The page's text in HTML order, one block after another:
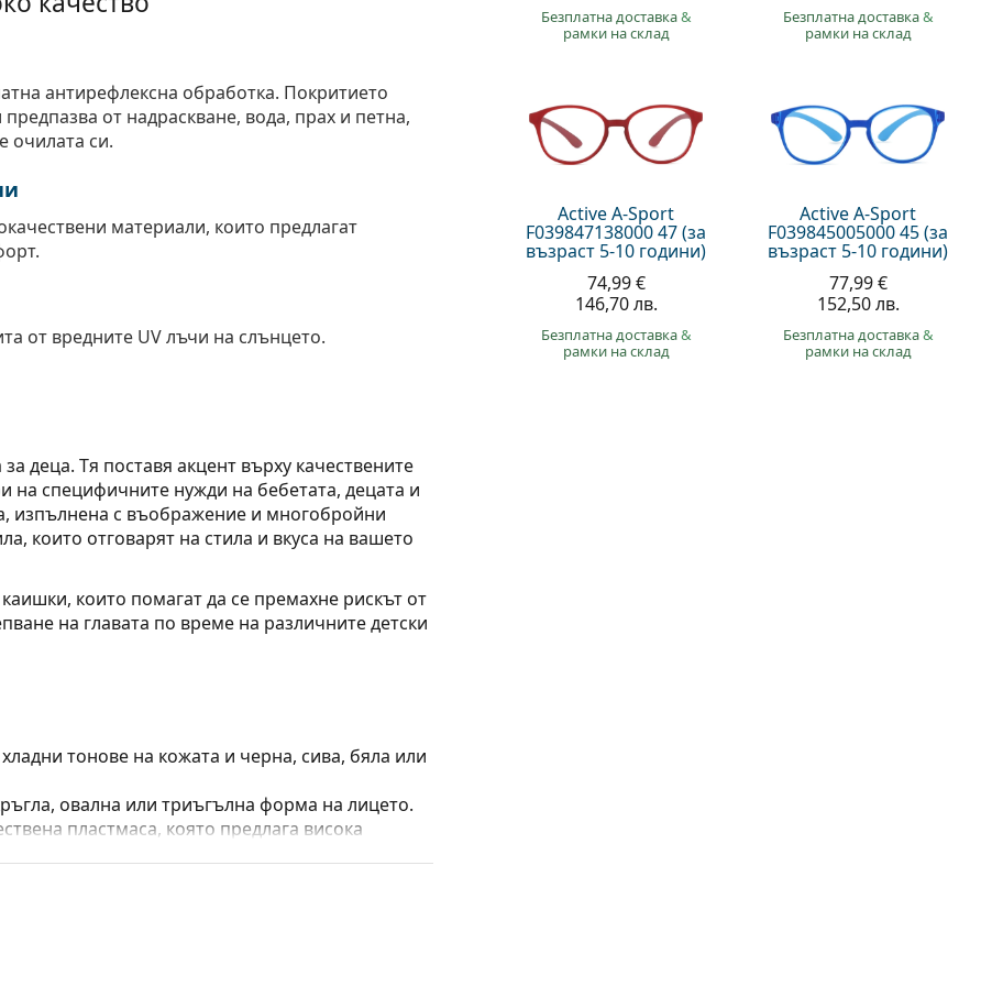
Безплатна доставка&
рамки на склад
Безплатна доставка&
рамки на склад
Active A-Sport
F039847138000 47 (за
възраст 5-10 години)
74,99 €
146,70 лв.
Безплатна доставка&
рамки на склад
Active A-Sport
F039845005000 45 (за
възраст 5-10 години)
77,99 €
152,50 лв.
Безплатна доставка&
рамки на склад
антирефлексна обработка. Покритието
от надраскване, вода, прах и петна,
очилата си.
материали, които предлагат
от вредните UV лъчи на слънцето.
деца. Тя поставя акцент върху качествените
на специфичните нужди на бебетата, децата и
изпълнена с въображение и многобройни
които отговарят на стила и вкуса на вашето
които помагат да се премахне рискът от
на главата по време на различните детски
тонове на кожата и черна, сива, бяла или
овална или триъгълна форма на лицето.
пластмаса, която предлага висока
вашия тоалет благодарение на
срещу повреди. Този тип рамка е подходяща
мощност.